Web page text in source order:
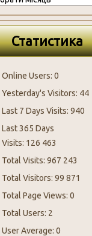
Статистика
Online Users:0
Yesterday's Visitors: 44
Last 7 Days Visits:940
Last 365 Days
Visits: 126 463
Total Visits:967 243
Total Visitors:99 871
Total Page Views:0
Total Users: 2
User Average:0